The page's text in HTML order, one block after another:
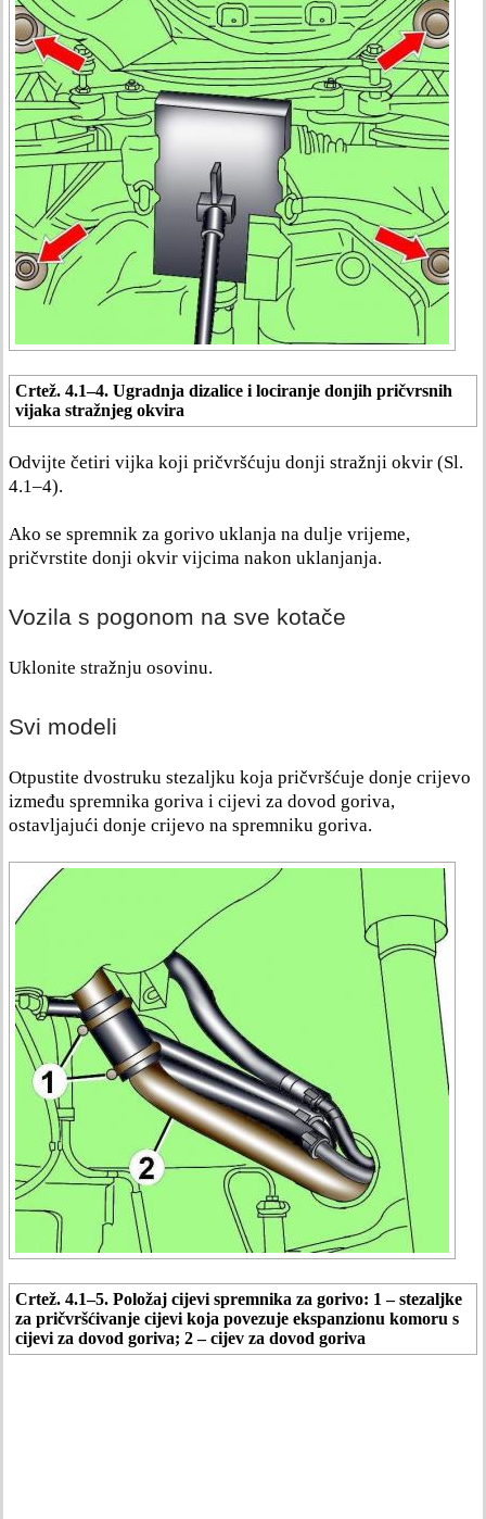
Crtež. 4.1–4. Ugradnja dizalice i lociranje donjih pričvrsnih
vijaka stražnjeg okvira
Odvijte četiri vijka koji pričvršćuju donji stražnji okvir (Sl.
4.1–4).
Ako se spremnik za gorivo uklanja na dulje vrijeme,
pričvrstite donji okvir vijcima nakon uklanjanja.
Vozila s pogonom na sve kotače
Uklonite stražnju osovinu.
Svi modeli
Otpustite dvostruku stezaljku koja pričvršćuje donje crijevo
između spremnika goriva i cijevi za dovod goriva,
ostavljajući donje crijevo na spremniku goriva.
Crtež. 4.1–5. Položaj cijevi spremnika za gorivo: 1 – stezaljke
za pričvršćivanje cijevi koja povezuje ekspanzionu komoru s
cijevi za dovod goriva; 2 – cijev za dovod goriva